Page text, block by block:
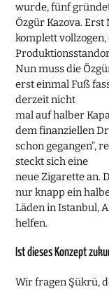
wurde, fünf
Özgür Kazova.
komplett
Nun muss die
erst einmal Fuß
derzeit nicht
mal auf halber
dem finanziellen
schon gegangen“,
steckt sich eine
neue Zigarette an.
nur knapp ein
Läden in Istanbul,
helfen.
Ist dieses Konzept
Wir fragen Şükrü,